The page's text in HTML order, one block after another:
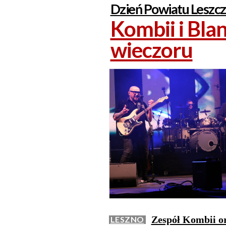
Dzień Powiatu
Kombii i
wieczoru
LESZNO
Zespół Kombii